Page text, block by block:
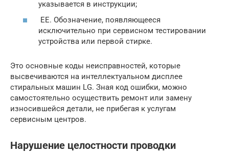
указывается в инструкции;
EE. Обозначение, появляющееся
исключительно при сервисном тестировании
устройства или первой стирке.
Это основные коды неисправностей, которые
высвечиваются на интеллектуальном дисплее
стиральных машин LG. Зная код ошибки, можно
самостоятельно осуществить ремонт или замену
износившейся детали, не прибегая к услугам
сервисным центров.
Нарушение целостности проводки